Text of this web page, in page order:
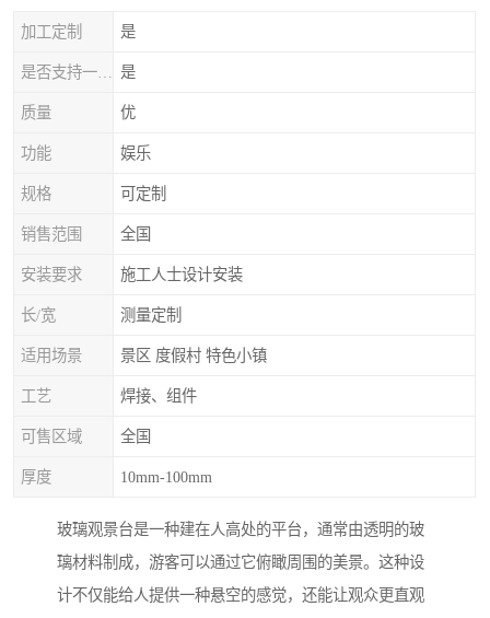
加工定制 是
是
质量 优
功能 娱乐
规格 可定制
销售范围 全国
安装要求 施工人士设计安装
长/宽 测量定制
适用场景 景区 度假村 特色小镇
工艺 焊接、组件
可售区域 全国
厚度 10mm-100mm
玻璃观景台是一种建在人高处的平台，通常由透明的玻
璃材料制成，游客可以通过它俯瞰周围的美景。这种设
计不仅能给人提供一种悬空的感觉，还能让观众更直观